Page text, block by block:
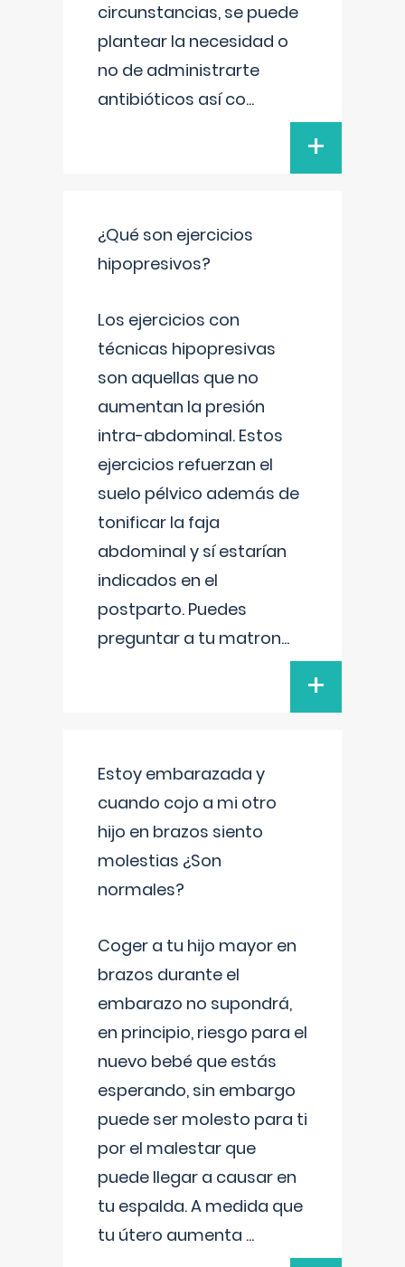
circunstancias, se puede
plantear la necesidad o
no de administrarte
antibióticos así co...
+
¿Qué son ejercicios
hipopresivos?
Los ejercicios con
técnicas hipopresivas
son aquellas que no
aumentan la presión
intra-abdominal. Estos
ejercicios refuerzan el
suelo pélvico además de
tonificar la faja
abdominal y sí estarían
indicados en el
postparto. Puedes
preguntar a tu matron...
+
Estoy embarazada y
cuando cojo a mi otro
hijo en brazos siento
molestias ¿Son
normales?
Coger a tu hijo mayor en
brazos durante el
embarazo no supondrá,
en principio, riesgo para el
nuevo bebé que estás
esperando, sin embargo
puede ser molesto para ti
por el malestar que
puede llegar a causar en
tu espalda. A medida que
tu útero aumenta ...